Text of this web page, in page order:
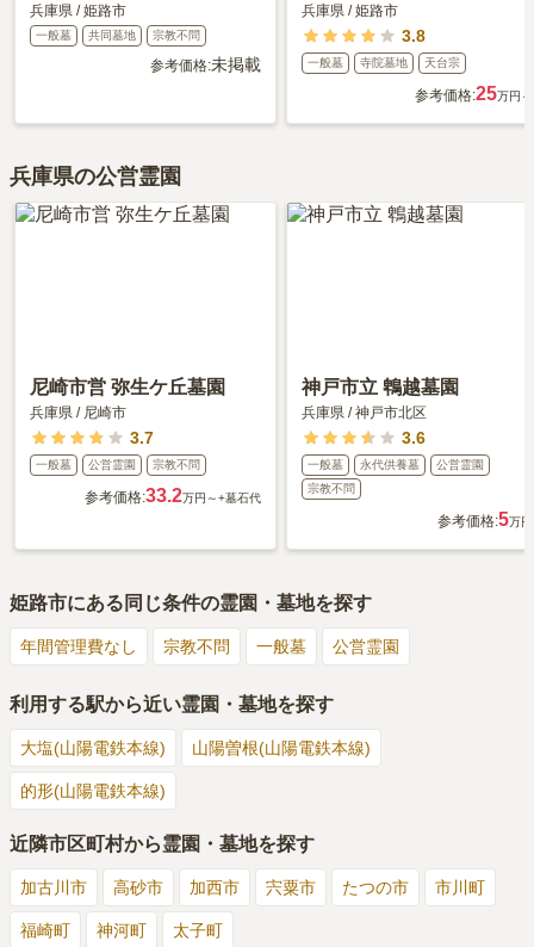
兵庫県 /姫路市
一般墓 共同墓地 宗教不問
参考価格:未掲載
兵庫県 /姫路市
3.8
一般墓 寺院墓地 天台宗
参考価格:25万円～
兵庫県の公営霊園
尼崎市営 弥生ケ丘墓園
兵庫県 / 尼崎市
3.7
一般墓 公営霊園 宗教不問
参考価格:33.2万円～+墓石代
神戸市立 鵯越墓園
兵庫県 /神戸市北区
3.6
一般墓 永代供養墓
公営霊園
宗教不問
参考価格:5万円
姫路市にある同じ条件の霊園・墓地を探す
年間管理費なし 宗教不問 一般墓 公営霊園
利用する駅から近い霊園・墓地を探す
大塩(山陽電鉄本線) 山陽曽根(山陽電鉄本線)
的形(山陽電鉄本線)
近隣市区町村から霊園・墓地を探す
加古川市 高砂市 加西市 宍粟市 たつの市 市川町
福崎町 神河町 太子町